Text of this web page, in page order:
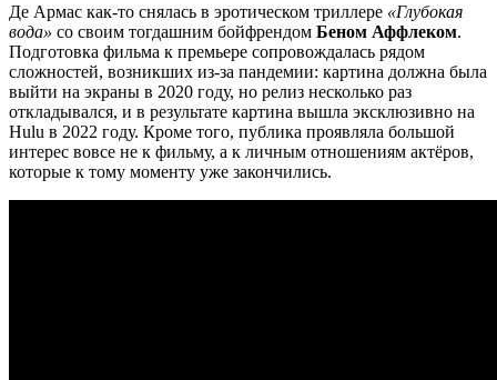
Де Армас как-то снялась в эротическом триллере «Глубокая
вода» со своим тогдашним бойфрендом Беном Аффлеком.
Подготовка фильма к премьере сопровождалась рядом
сложностей, возникших из-за пандемии: картина должна была
выйти на экраны в 2020 году, но релиз несколько раз
откладывался, и в результате картина вышла эксклюзивно на
Hulu в 2022 году. Кроме того, публика проявляла большой
интерес вовсе не к фильму, а к личным отношениям актёров,
которые к тому моменту уже закончились.